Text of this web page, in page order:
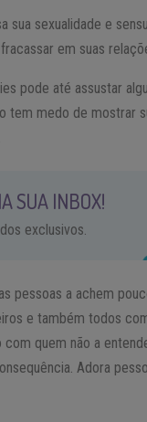
sua sexualidade e
em suas
pode até assustar
tem medo de mostrar
SUA INBOX!
exclusivos.
pessoas a achem
e também todos
quem não a
Adora